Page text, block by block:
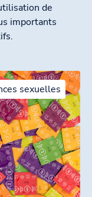
de
importants
sexuelles